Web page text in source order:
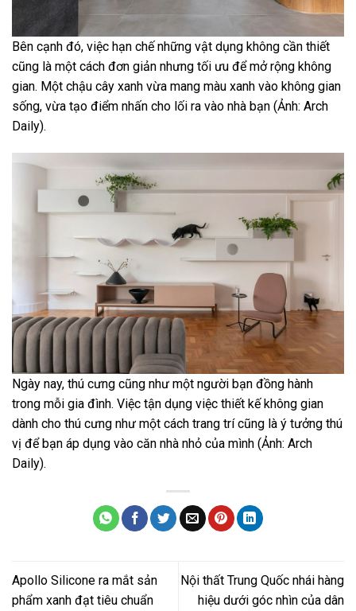
Bên cạnh đó, việc hạn chế những vật dụng không cần thiết
cũng là một cách đơn giản nhưng tối ưu để mở rộng không
gian. Một chậu cây xanh vừa mang màu xanh vào không gian
sống, vừa tạo điểm nhấn cho lối ra vào nhà bạn (Ảnh: Arch
Daily).
Ngày nay, thú cưng cũng như một người bạn đồng hành
trong mỗi gia đình. Việc tận dụng việc thiết kế không gian
dành cho thú cưng như một cách trang trí cũng là ý tưởng thú
vị để bạn áp dụng vào căn nhà nhỏ của mình (Ảnh: Arch
Daily).
Apollo Silicone ra mắt sản
phẩm xanh đạt tiêu chuẩn
Nội thất Trung Quốc nhái hàng
hiệu dưới góc nhìn của dân